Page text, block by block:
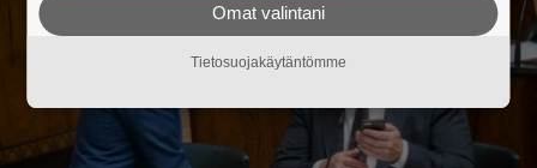
Omat valintani
Tietosuojakäytäntömme